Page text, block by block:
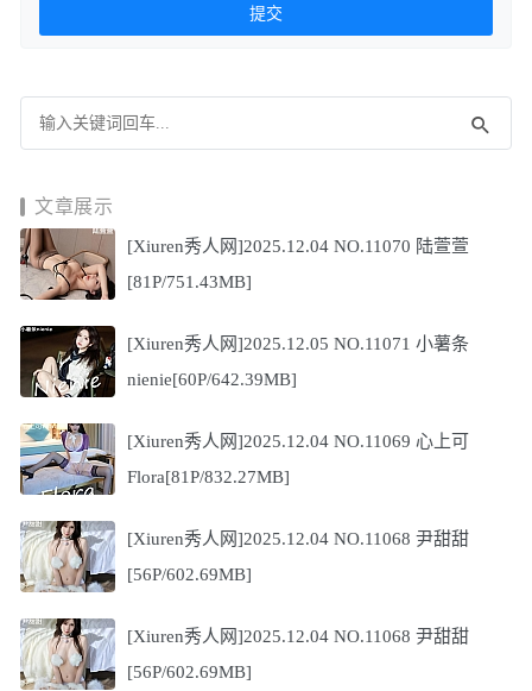
文章展示
[Xiuren秀人网]2025.12.04 NO.11070 陆萱萱
[81P/751.43MB]
[Xiuren秀人网]2025.12.05 NO.11071 小薯条
nienie[60P/642.39MB]
[Xiuren秀人网]2025.12.04 NO.11069 心上可
Flora[81P/832.27MB]
[Xiuren秀人网]2025.12.04 NO.11068 尹甜甜
[56P/602.69MB]
[Xiuren秀人网]2025.12.04 NO.11068 尹甜甜
[56P/602.69MB]